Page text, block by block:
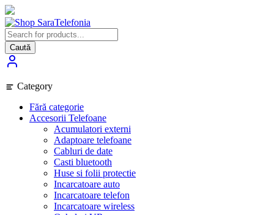
Skip
to
content
Caută
Category
Fără categorie
Accesorii Telefoane
Acumulatori externi
Adaptoare telefoane
Cabluri de date
Casti bluetooth
Huse si folii protectie
Incarcatoare auto
Incarcatoare telefon
Incarcatoare wireless